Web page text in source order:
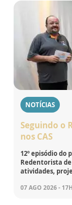
NOTÍCIAS
Seguindo o
nos CAS
12º episódio do
Redentorista
atividades,
07 AGO 2026 -